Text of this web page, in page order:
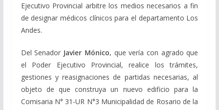
Ejecutivo Provincial arbitre los medios necesarios a fin
de designar médicos clínicos para el departamento Los
Andes.
Del Senador Javier Mónico, que vería con agrado que
el Poder Ejecutivo Provincial, realice los trámites,
gestiones y reasignaciones de partidas necesarias, al
objeto de que construya un nuevo edificio para la
Comisaria N° 31-UR N°3 Municipalidad de Rosario de la